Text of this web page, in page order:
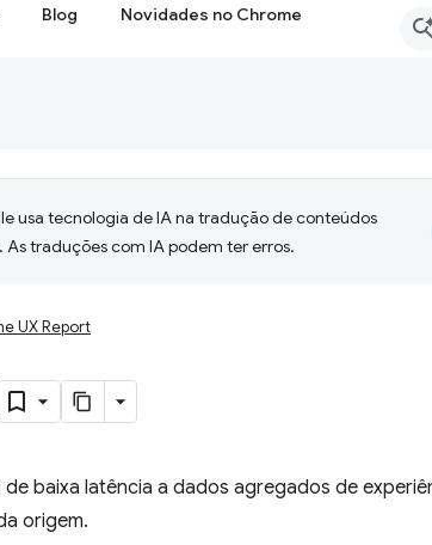
Blog Novidades no Chrome
usa tecnologia de IA na tradução de conteúdos
traduções com IA podem ter erros.
UX Report
baixa latência a dados agregados de
origem.